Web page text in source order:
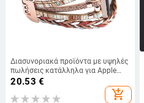
Διασυνοριακά προϊόντα με υψηλές
πωλήσεις κατάλληλα για Apple
Watch 1-S10Pro Series 11/Se
20.53 €
add_shopping_cart